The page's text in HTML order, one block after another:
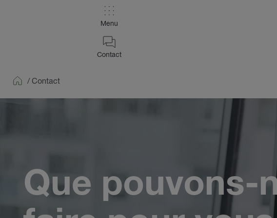
Menu
Contact
/ Contact
Que pouvons-